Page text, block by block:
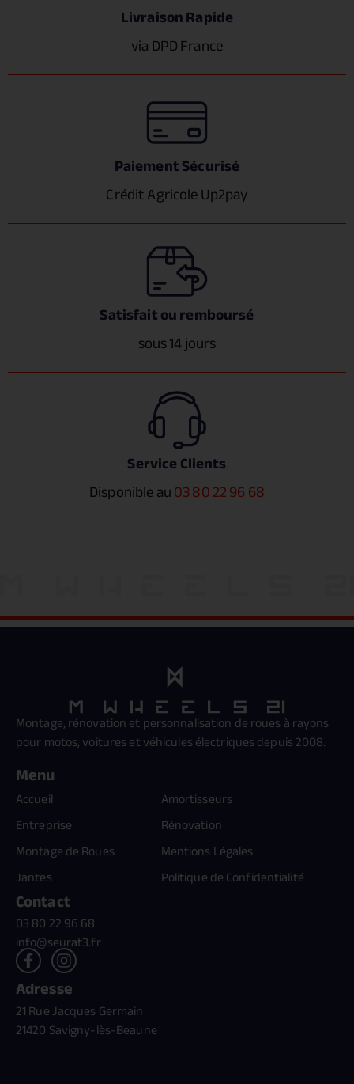
Livraison Rapide
via DPD France
Paiement Sécurisé
Crédit Agricole Up2pay
Satisfait ou remboursé
sous 14 jours
Service Clients
Disponible au03 80 22 96 68
Montage, rénovation et personnalisation de roues à rayons
pour motos, voitures et véhicules électriques depuis 2008.
Menu
Accueil
Entreprise
Montage de Roues
Jantes
Amortisseurs
Rénovation
Mentions Légales
Politique de Confidentialité
Contact
03 80 22 96 68
info@seurat3.fr
Adresse
21 Rue Jacques Germain
21420 Savigny-lès-Beaune